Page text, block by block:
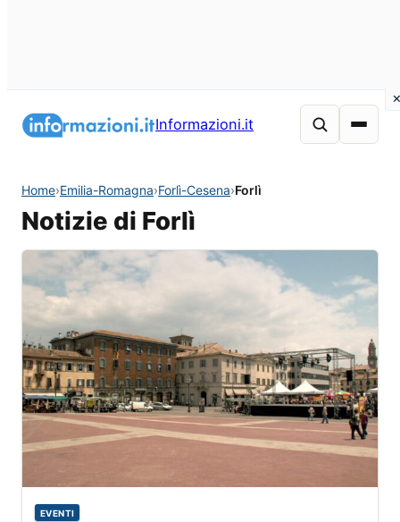
Informazioni.it
Home›Emilia-Romagna›Forlì-Cesena›Forlì
Notizie di Forlì
EVENTI